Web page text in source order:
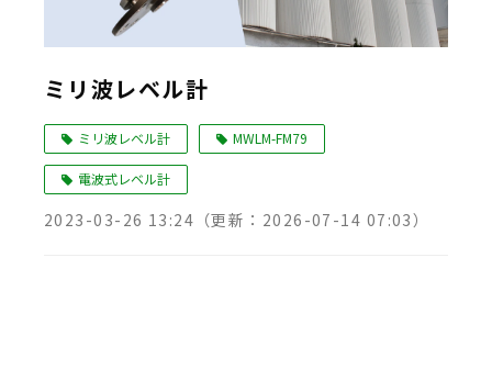
ミリ波レベル計
ミリ波レベル計 MWLM-FM79
電波式レベル計
2023-03-26 13:24 （更新： 2026-07-14 07:03）